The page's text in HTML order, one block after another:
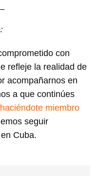
con
refleje la realidad de
acompañarnos en
a que continúes
haciéndote miembro
seguir
Cuba.